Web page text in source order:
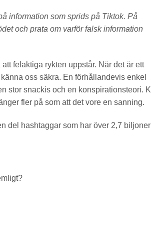
information som sprids på Tiktok. På
och prata om varför falsk information
felaktiga rykten uppstår. När det är ett
oss säkra. En förhållandevis enkel
stor snackis och en konspirationsteori.
fler på som att det vore en sanning.
del hashtaggar som har över 2,7 biljoner